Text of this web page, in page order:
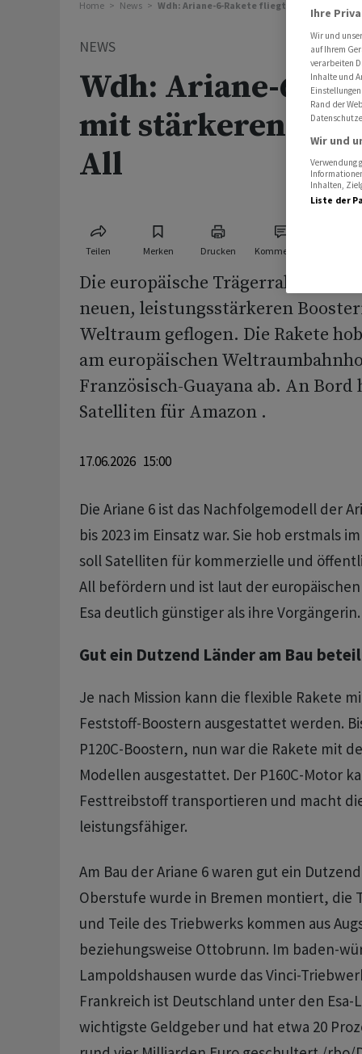
Home News Wdh: Ariane-6-Rakete fliegt mit stärkeren
NEWS
Wdh: Ariane-6-
mit stärkeren
All
Teilen Merken Drucken Kommentare
Die europäische Trägerrakete
neuen, leistungsstärkeren
Weltraum geflogen. Die Rakete
am europäischen
Französisch-Guayana ab. An Bord
Satelliten für Amazon .
17.06.2026 15:00
Die Ariane 6 ist das Nachfolgemodell der
bis 2023 im Einsatz war. Sie hob erstmals
soll Satelliten für kommerzielle und
All befördern und ist laut der
Esa deutlich günstiger als ihre Vorgängerin.
Gut ein Dutzend Länder am Bau
Je nach Mission kann die flexible Rakete
Feststoff-Boostern ausgestattet werden.
P120C-Boostern, nun war die Rakete mit
Modellen ausgestattet. Der P160C-Motor
Festtreibstoff transportieren und macht
leistungsfähiger.
Am Bau der Ariane 6 waren gut ein
Oberstufe wurde in Bremen montiert, die
und Teile des Triebwerks kommen aus
beziehungsweise Ottobrunn. Im baden-
Lampoldshausen wurde das Vinci-
Frankreich ist Deutschland unter den Esa-
wichtigste Geldgeber und hat etwa 20
Ihre
Wir und
auf Ihrem
verarbeiten
Inhalte und
Rand der
Wir und
Verwendung
Inhalten,
Liste der